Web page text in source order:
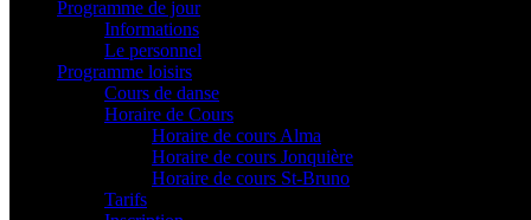
Programme de jour
Informations
Le personnel
Programme loisirs
Cours de danse
Horaire de Cours
Horaire de cours Alma
Horaire de cours Jonquière
Horaire de cours St-Bruno
Tarifs